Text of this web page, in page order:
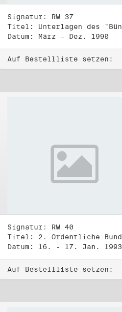
Signatur: RW 37
Datum: März - Dez. 1990
Auf Bestellliste setzen:
Signatur: RW 40
Datum: 16. - 17. Jan. 1993
Auf Bestellliste setzen: